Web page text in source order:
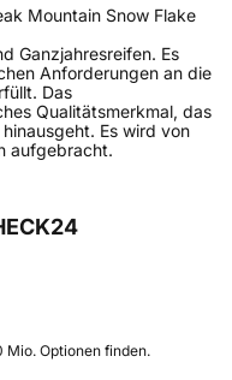
Mountain Snow Flake
Ganzjahresreifen. Es
Anforderungen an die
Das
Qualitätsmerkmal, das
Es wird von
aufgebracht.
Mio. Optionen finden.